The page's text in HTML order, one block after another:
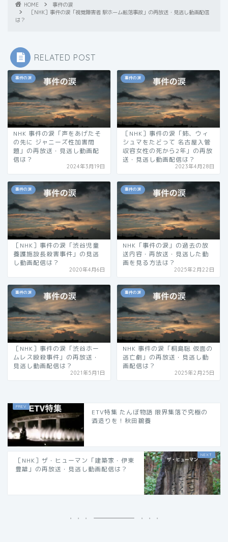
HOME
事件の涙
［NHK］事件の涙「視覚障害者 駅ホーム転落事故」の再放送・見逃し動画配信
は？
RELATED POST
事件の涙
NHK 事件の涙「声をあげたそ
の先に ジャニーズ性加害問
題」の再放送・見逃し動画配
信は？
2024年3月19日
事件の涙
［NHK］事件の涙「姉、ウィ
シュマをたどって 名古屋入管
収容女性の死から2年」の再放
送・見逃し動画配信は？
2023年4月28日
事件の涙
［NHK］事件の涙「渋谷児童
養護施設長殺害事件」の見逃
し動画配信は？
2020年4月6日
事件の涙
NHK「事件の涙」の過去の放
送内容・再放送・見逃した動
画を見る方法は？
2025年2月22日
事件の涙
［NHK］事件の涙「渋谷ホー
ムレス殴殺事件」の再放送・
見逃し動画配信は？
2021年5月1日
事件の涙
NHK 事件の涙「桐島聡 仮面の
逃亡劇」の再放送・見逃し動
画配信は？
2025年2月25日
ETV特集 たんぼ物語 限界集落で究極の
酒造りを！秋田鵜養
［NHK］ザ・ヒューマン「建築家・伊東
豊雄」の再放送・見逃し動画配信は？